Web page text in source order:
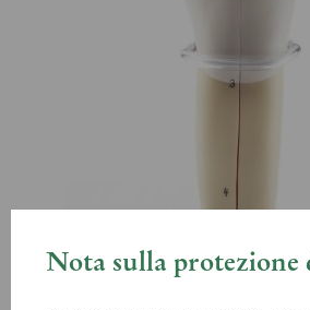
Nota sulla protezione